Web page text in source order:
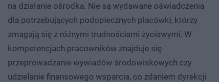
na działanie ośrodka. Nie są wydawane oświadczenia
dla potrzebujących podopiecznych placówki, którzy
zmagają się z różnymi trudnościami życiowymi. W
kompetencjach pracowników znajduje się
przeprowadzanie wywiadów środowiskowych czy
udzielanie finansowego wsparcia, co zdaniem dyrekcji